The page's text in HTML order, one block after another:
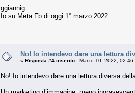
ggiannig
Io su Meta Fb di oggi 1° marzo 2022.
No! Io intendevo dare una lettura
« Risposta #4 inserito:: Marzo 10, 2022,
No! Io intendevo dare una lettura diversa